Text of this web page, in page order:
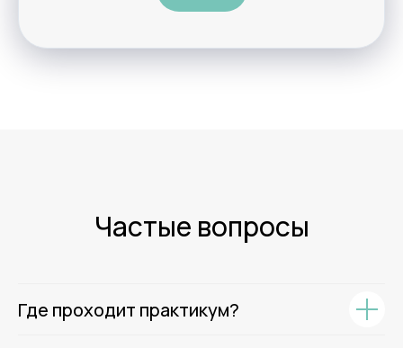
Частые вопросы
Где проходит практикум?